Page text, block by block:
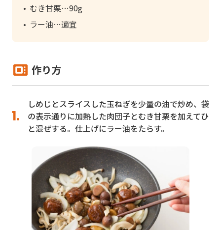
むき甘栗
90g
ラー油
適宜
作り方
しめじとスライスした玉ねぎを少量の油で炒め、袋
の表示通りに加熱した肉団子とむき甘栗を加えてひ
と混ぜする。仕上げにラー油をたらす。